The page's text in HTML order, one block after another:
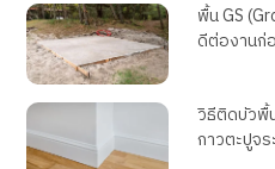
พื้น GS
ดีต่องานก่
วิธีติดบัวพื้
กาวตะปูจร